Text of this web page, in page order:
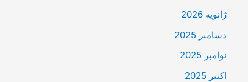
ژانویه 2026
دسامبر 2025
نوامبر 2025
اکتبر 2025